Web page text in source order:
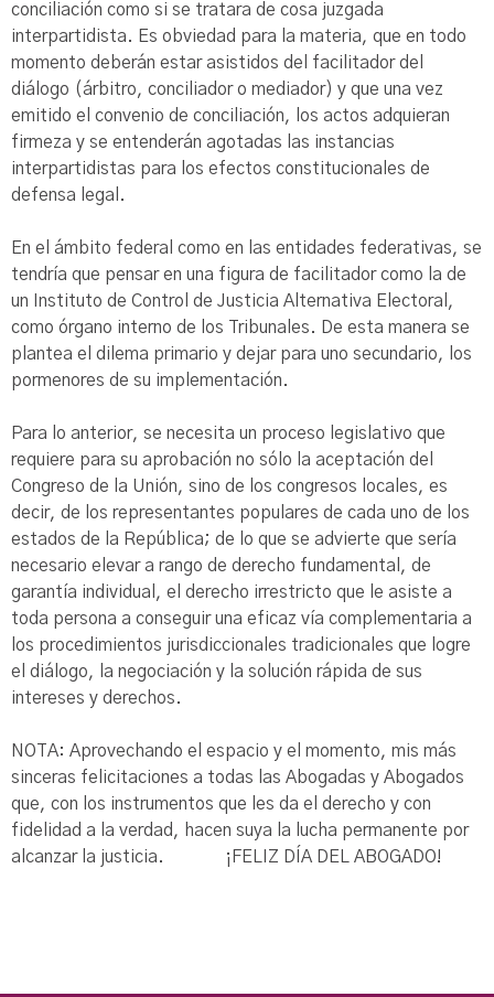
conciliación como si se tratara de cosa juzgada
interpartidista. Es obviedad para la materia, que en todo
momento deberán estar asistidos del facilitador del
diálogo (árbitro, conciliador o mediador) y que una vez
emitido el convenio de conciliación, los actos adquieran
firmeza y se entenderán agotadas las instancias
interpartidistas para los efectos constitucionales de
defensa legal.
En el ámbito federal como en las entidades federativas, se
tendría que pensar en una figura de facilitador como la de
un Instituto de Control de Justicia Alternativa Electoral,
como órgano interno de los Tribunales. De esta manera se
plantea el dilema primario y dejar para uno secundario, los
pormenores de su implementación.
Para lo anterior, se necesita un proceso legislativo que
requiere para su aprobación no sólo la aceptación del
Congreso de la Unión, sino de los congresos locales, es
decir, de los representantes populares de cada uno de los
estados de la República; de lo que se advierte que sería
necesario elevar a rango de derecho fundamental, de
garantía individual, el derecho irrestricto que le asiste a
toda persona a conseguir una eficaz vía complementaria a
los procedimientos jurisdiccionales tradicionales que logre
el diálogo, la negociación y la solución rápida de sus
intereses y derechos.
NOTA: Aprovechando el espacio y el momento, mis más
sinceras felicitaciones a todas las Abogadas y Abogados
que, con los instrumentos que les da el derecho y con
fidelidad a la verdad, hacen suya la lucha permanente por
alcanzar la justicia. ¡FELIZ DÍA DEL ABOGADO!